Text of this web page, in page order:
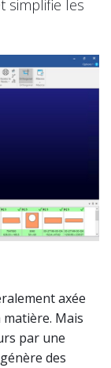
simplifie les
axée
Mais
par une
des